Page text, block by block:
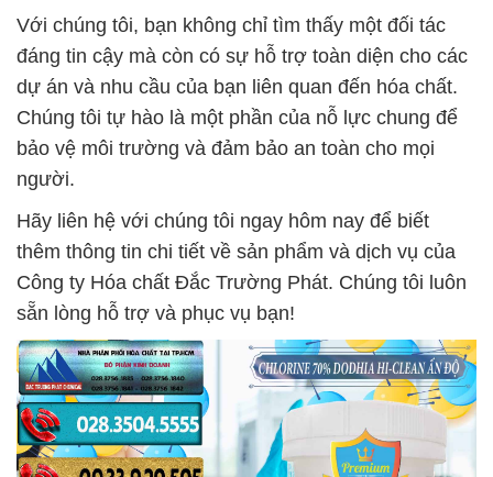
Với chúng tôi, bạn không chỉ tìm thấy một đối tác
đáng tin cậy mà còn có sự hỗ trợ toàn diện cho các
dự án và nhu cầu của bạn liên quan đến hóa chất.
Chúng tôi tự hào là một phần của nỗ lực chung để
bảo vệ môi trường và đảm bảo an toàn cho mọi
người.
Hãy liên hệ với chúng tôi ngay hôm nay để biết
thêm thông tin chi tiết về sản phẩm và dịch vụ của
Công ty Hóa chất Đắc Trường Phát. Chúng tôi luôn
sẵn lòng hỗ trợ và phục vụ bạn!